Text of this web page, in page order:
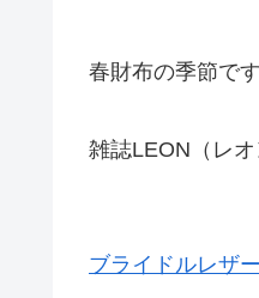
春財布の季節で
雑誌LEON（レ
ブライドルレザー